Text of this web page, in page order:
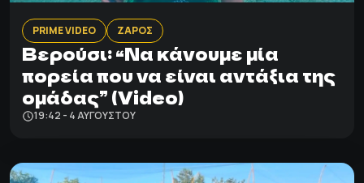
PRIME VIDEO ΖΑΡΟΣ
Βερούσι: “Να κάνουμε μία
πορεία που να είναι αντάξια της
ομάδας” (Video)
19:42 - 4 ΑΥΓΟΎΣΤΟΥ